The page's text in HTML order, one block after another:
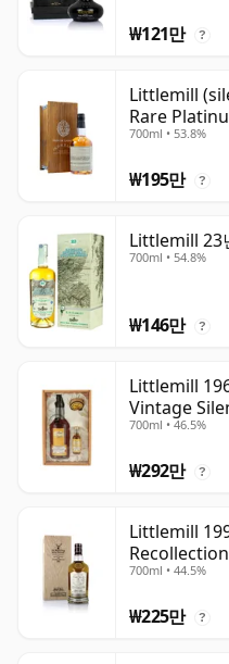
₩121만 ?
Littlemill
Rare
산
700ml • 53.8%
₩195만 ?
Littlemill 23
700ml • 54.8%
₩146만 ?
Littlemill
Vintage
700ml • 46.5%
₩292만 ?
Littlemill
700ml • 44.5%
₩225만 ?